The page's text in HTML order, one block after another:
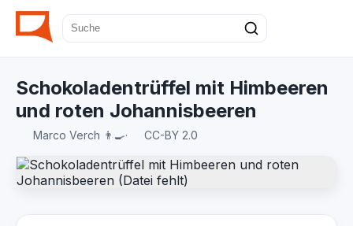
Schokoladentrüffel mit Himbeeren
und roten Johannisbeeren
Marco Verch 👨‍🍳· CC-BY 2.0